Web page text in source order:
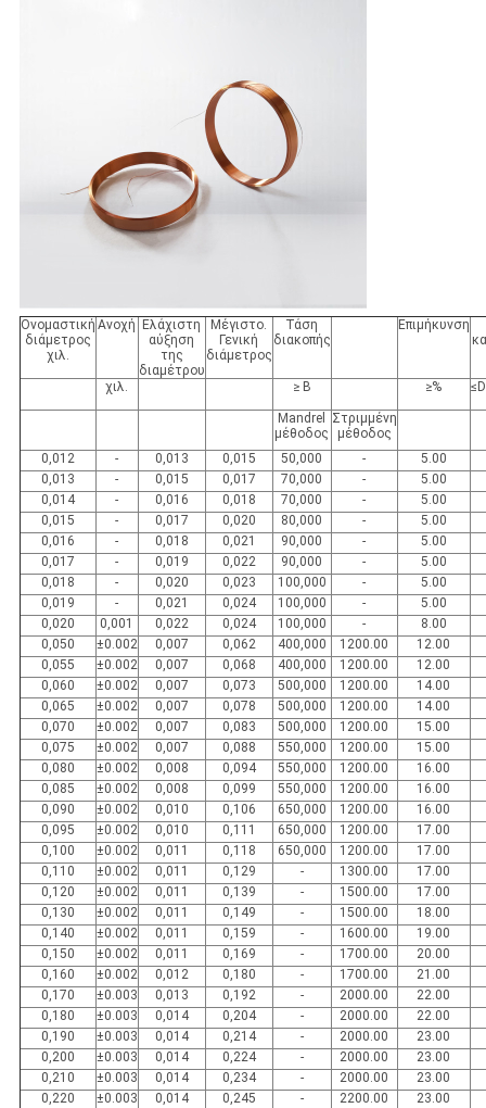
Ονομαστική
διάμετρος
χιλ.
Ανοχή
Ελάχιστη
αύξηση
της
διαμέτρου
Μέγιστο.
Γενική
διάμετρος
Τάση
διακοπής
Επιμήκυνση
χιλ. ≥ Β ≥%
Mandrel
μέθοδος
Στριμμένη
μέθοδος
0,012
- 0,013 0,015 50,000 -
5.00
0,013
- 0,015 0,017 70,000 -
5.00
0,014
- 0,016 0,018 70,000 -
5.00
0,015
- 0,017 0,020 80,000 -
5.00
0,016
- 0,018 0,021 90,000 -
5.00
0,017
- 0,019 0,022 90,000 -
5.00
0,018
- 0,020 0,023 100,000 -
5.00
0,019
- 0,021 0,024 100,000 -
5.00
0,020
0,001 0,022 0,024 100,000 -
8.00
0,050
±0.002 0,007 0,062 400,000 1200.00
12.00
0,055
±0.002 0,007 0,068 400,000 1200.00
12.00
0,060
±0.002 0,007 0,073 500,000 1200.00
14.00
0,065
±0.002 0,007 0,078 500,000 1200.00
14.00
0,070
±0.002 0,007 0,083 500,000 1200.00
15.00
0,075
±0.002 0,007 0,088 550,000 1200.00
15.00
0,080
±0.002 0,008 0,094 550,000 1200.00
16.00
0,085
±0.002 0,008 0,099 550,000 1200.00
16.00
0,090
±0.002 0,010 0,106 650,000 1200.00
16.00
0,095
±0.002 0,010 0,111 650,000 1200.00
17.00
0,100
±0.002 0,011 0,118 650,000 1200.00
17.00
0,110
±0.002 0,011 0,129 - 1300.00
17.00
0,120
±0.002 0,011 0,139 - 1500.00
17.00
0,130
±0.002 0,011 0,149 - 1500.00
18.00
0,140
±0.002 0,011 0,159 - 1600.00
19.00
0,150
±0.002 0,011 0,169 - 1700.00
20.00
0,160
±0.002 0,012 0,180 - 1700.00
21.00
0,170
±0.003 0,013 0,192 - 2000.00
22.00
0,180
±0.003 0,014 0,204 - 2000.00
22.00
0,190
±0.003 0,014 0,214 - 2000.00
23.00
0,200
±0.003 0,014 0,224 - 2000.00
23.00
0,210
±0.003 0,014 0,234 - 2000.00
23.00
0,220
±0.003 0,014 0,245 - 2200.00
23.00